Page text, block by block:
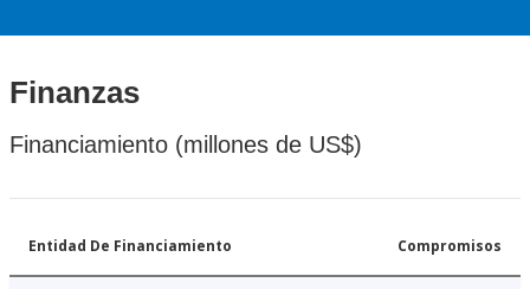
Finanzas
Financiamiento (millones de US$)
Entidad De Financiamiento Compromisos